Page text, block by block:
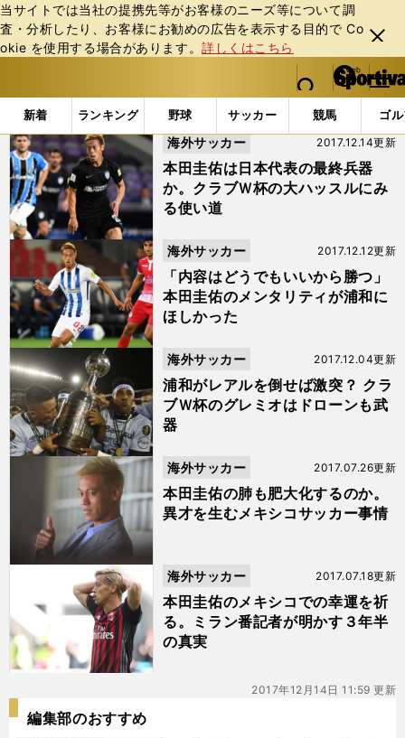
当サイトでは当社の提携先等がお客様のニーズ等について調
査・分析したり、お客様にお勧めの広告を表⽰する⽬的で Co
okie を使⽤する場合があります。詳しくはこちら
閉じ
る
web Sportiva (webスポルティーバ)
検索
マイペ
ー
ジ
メニュ
新着 ランキング 野球 サッカー 競馬 ゴ
b
ス
ポ
ル
テ
ィ
ー
バ
「#パチューカ」の最新ニュース・ 情報
本田圭佑は日本代表の最終兵器
か。クラブＷ杯の大ハッスルにみ
る使い道
2017.12.14更新
海外サッカー
「内容はどうでもいいから勝つ」
本田圭佑のメンタリティが浦和に
ほしかった
2017.12.12更新
海外サッカー
浦和がレアルを倒せば激突？ クラ
ブＷ杯のグレミオはドローンも武
器
2017.12.04更新
海外サッカー
本田圭佑の肺も肥大化するのか。
異才を生むメキシコサッカー事情
2017.07.26更新
海外サッカー
本田圭佑のメキシコでの幸運を祈
る。ミラン番記者が明かす３年半
の真実
2017.07.18更新
海外サッカー
2017年12月14日 11:59 更新
編集部のおすすめ